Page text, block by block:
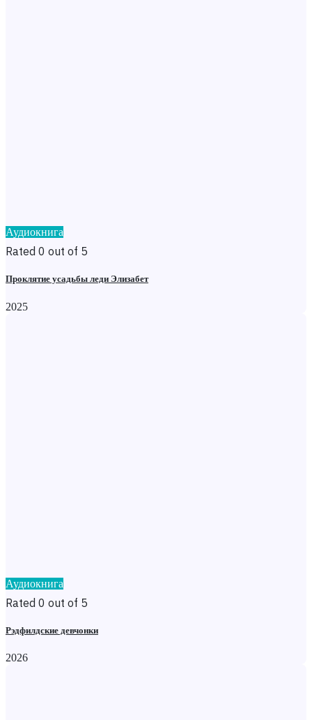
Аудиокнига
Rated 0 out of 5
Проклятие усадьбы леди Элизабет
2025
Аудиокнига
Rated 0 out of 5
Рэдфилдские девчонки
2026